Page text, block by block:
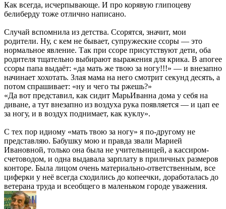
Как всегда, исчерпывающе. И про корявую глипоцеву
белиберду тоже отлично написано.
Случай вспомнила из детства. Ссорятся, значит, мои
родители. Ну, с кем не бывает, супружеские ссоры — это
нормальное явление. Так при ссоре присутствуют дети, оба
родителя тщательно выбирают выражения для крика. В апогее
ссоры папа выдаёт: «да мать же твою за ногу!!!» — и внезапно
начинает хохотать. Злая мама на него смотрит секунд десять, а
потом спрашивает: «ну и чего ты ржешь?»
«Да вот представил, как сидит МарьИванна дома у себя на
диване, а тут внезапно из воздуха рука появляется — и цап ее
за ногу, и в воздух поднимает, как куклу».
С тех пор идиому «мать твою за ногу» я по-другому не
представляю. Бабушку мою и правда звали Марией
Ивановной, только она была не учительницей, а кассиром-
счетоводом, и одна выдавала зарплату в приличных размеров
конторе. Была лицом очень материально-ответственным, все
циферки у неё всегда сходились до копеечки, доработалась до
ветерана труда и всеобщего в маленьком городе уважения.